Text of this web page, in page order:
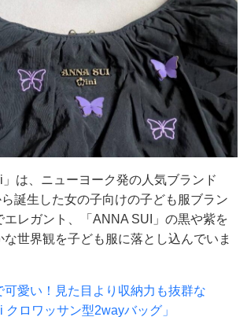
」は、ニューヨーク発の人気ブランド
ら誕生した女の子向けの子ども服ブラン
エレガント、「ANNA SUI」の黒や紫を
世界観を子ども服に落とし込んでいま
可愛い！見た目より収納力も抜群な
クロワッサン型2wayバッグ」